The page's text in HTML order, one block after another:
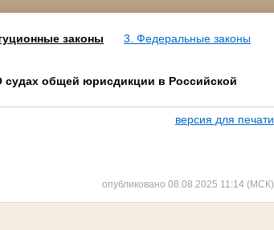
законы
3. Федеральные законы
общей юрисдикции в Российской
версия для печати
опубликовано 08.08.2025 11:14 (МСК)